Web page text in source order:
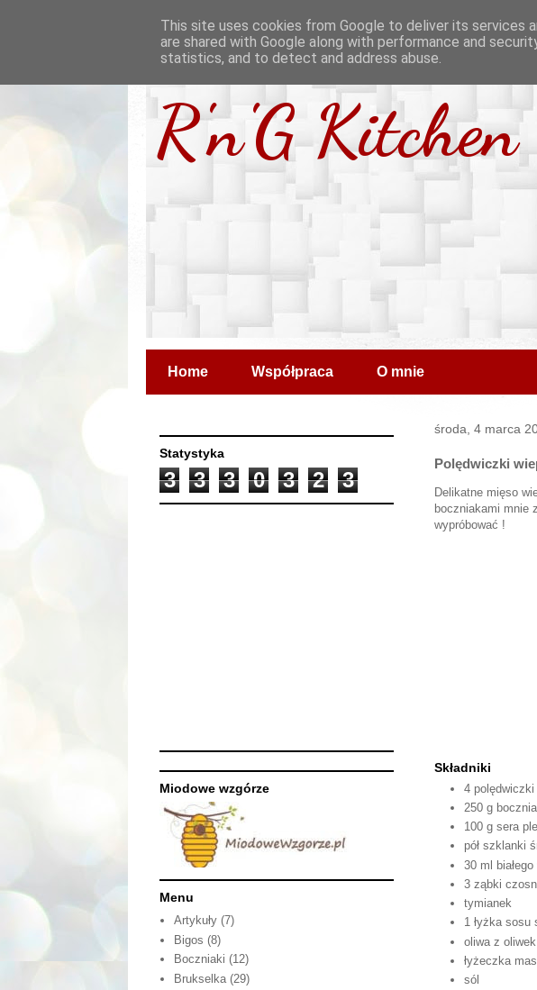
R'n'G Kitchen
Home Współpraca O mnie
środa, 4 marca
Polędwiczki
Delikatne mięso
boczniakami mnie
wypróbować !
Składniki
4 polędwiczki
250 g
100 g sera
pół szklanki
30 ml białego
3 ząbki
tymianek
1 łyżka sosu
oliwa z oliwek
łyżeczka
sól
Statystyka
3 3 3 0 3 2 3
Miodowe wzgórze
Menu
Artykuły (7)
Bigos (8)
Boczniaki (12)
Brukselka (29)
This site uses cookies from Google to deliver its services
are shared with Google along with performance and
statistics, and to detect and address abuse.